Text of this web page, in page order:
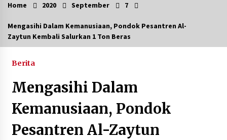
Home 2020 September 7
Mengasihi Dalam Kemanusiaan, Pondok Pesantren Al-
Zaytun Kembali Salurkan 1 Ton Beras
Berita
Mengasihi Dalam
Kemanusiaan, Pondok
Pesantren Al-Zaytun